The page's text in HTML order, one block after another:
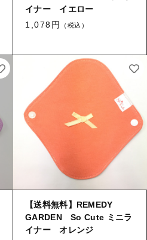
イナー イエロー
1,078円
（税込）
【送料無料】REMEDY
GARDEN So Cute ミニラ
イナー オレンジ